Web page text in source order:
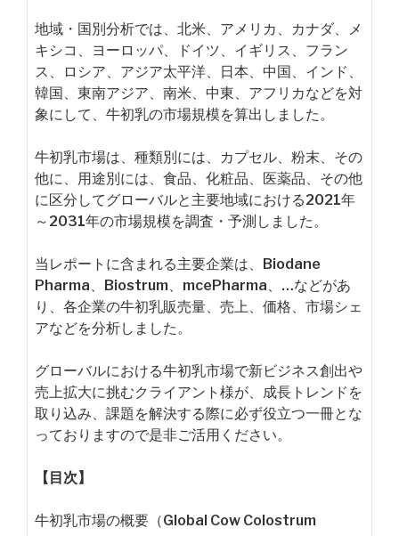
地域・国別分析では、北米、アメリカ、カナダ、メ
キシコ、ヨーロッパ、ドイツ、イギリス、フラン
ス、ロシア、アジア太平洋、日本、中国、インド、
韓国、東南アジア、南米、中東、アフリカなどを対
象にして、牛初乳の市場規模を算出しました。
牛初乳市場は、種類別には、カプセル、粉末、その
他に、用途別には、食品、化粧品、医薬品、その他
に区分してグローバルと主要地域における2021年
～2031年の市場規模を調査・予測しました。
当レポートに含まれる主要企業は、Biodane
Pharma、Biostrum、mcePharma、…などがあ
り、各企業の牛初乳販売量、売上、価格、市場シェ
アなどを分析しました。
グローバルにおける牛初乳市場で新ビジネス創出や
売上拡大に挑むクライアント様が、成長トレンドを
取り込み、課題を解決する際に必ず役立つ一冊とな
っておりますので是非ご活用ください。
【目次】
牛初乳市場の概要（Global Cow Colostrum